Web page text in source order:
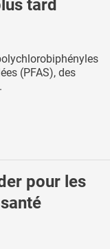
tard
(PFAS), des
pour les